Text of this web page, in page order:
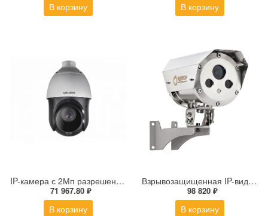
В корзину В корзину
IP-камера с 2Мп разрешением DS-2DE4225IW-DE(S5)
71 967.80 ₽
В корзину
Взрывозащищенная IP-видеокамера Релион Релион-Exd-Н-100-ИК-IP5Мп2.8mm-PoE-МК-TR
98 820 ₽
В корзину